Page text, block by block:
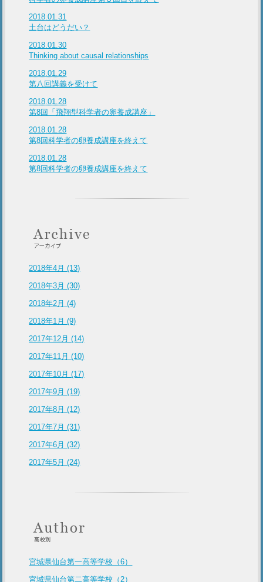
2018.01.31
土台はどうだい？
2018.01.30
Thinking about causal relationships
2018.01.29
第八回講義を受けて
2018.01.28
第8回「飛翔型科学者の卵養成講座」
2018.01.28
第8回科学者の卵養成講座を終えて
2018.01.28
第8回科学者の卵養成講座を終えて
2018年4月 (13)
2018年3月 (30)
2018年2月 (4)
2018年1月 (9)
2017年12月 (14)
2017年11月 (10)
2017年10月 (17)
2017年9月 (19)
2017年8月 (12)
2017年7月 (31)
2017年6月 (32)
2017年5月 (24)
宮城県仙台第一高等学校（6）
宮城県仙台第二高等学校（2）